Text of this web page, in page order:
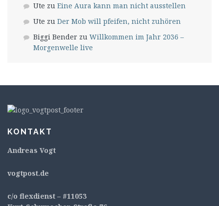
Ute zu Eine Aura kann man nicht ausstellen
Ute zu Der Mob will pfeifen, nicht zuhören
Biggi Bender zu Willkommen im Jahr 2036 –
Morgenwelle live
KONTAKT
Andreas Vogt
vogtpost.de
c/o flexdienst – #11053